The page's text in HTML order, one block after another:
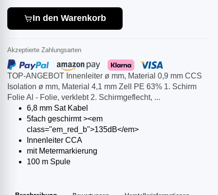
TOP-ANGEBOT Innenleiter ø mm, Material 0,9 mm CCS
Isolation ø mm, Material 4,1 mm Zell PE 63% 1. Schirm
Folie Al - Folie, verklebt 2. Schirmgeflecht, ...
6,8 mm Sat Kabel
5fach geschirmt ><em
class="em_red_b">135dB</em>
Innenleiter CCA
mit Metermarkierung
100 m Spule
In den Warenkorb
Akzeptierte Zahlungsarten